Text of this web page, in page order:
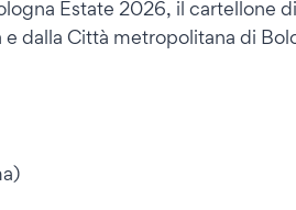
Estate 2026, il cartellone
dalla Città metropolitana di